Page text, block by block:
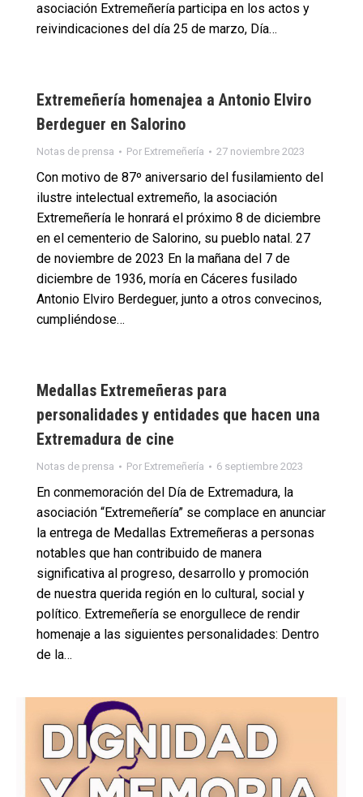
asociación Extremeñería participa en los actos y
reivindicaciones del día 25 de marzo, Día…
Extremeñería homenajea a Antonio Elviro
Berdeguer en Salorino
Notas de prensa Por Extremeñería 27 noviembre 2023
Con motivo de 87º aniversario del fusilamiento del
ilustre intelectual extremeño, la asociación
Extremeñería le honrará el próximo 8 de diciembre
en el cementerio de Salorino, su pueblo natal. 27
de noviembre de 2023 En la mañana del 7 de
diciembre de 1936, moría en Cáceres fusilado
Antonio Elviro Berdeguer, junto a otros convecinos,
cumpliéndose…
Medallas Extremeñeras para
personalidades y entidades que hacen una
Extremadura de cine
Notas de prensa Por Extremeñería 6 septiembre 2023
En conmemoración del Día de Extremadura, la
asociación “Extremeñería” se complace en anunciar
la entrega de Medallas Extremeñeras a personas
notables que han contribuido de manera
significativa al progreso, desarrollo y promoción
de nuestra querida región en lo cultural, social y
político. Extremeñería se enorgullece de rendir
homenaje a las siguientes personalidades: Dentro
de la…